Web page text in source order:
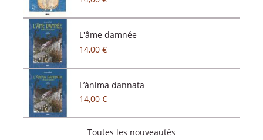
L'âme damnée
14,00 €
L’ànima dannata
14,00 €
Toutes les nouveautés